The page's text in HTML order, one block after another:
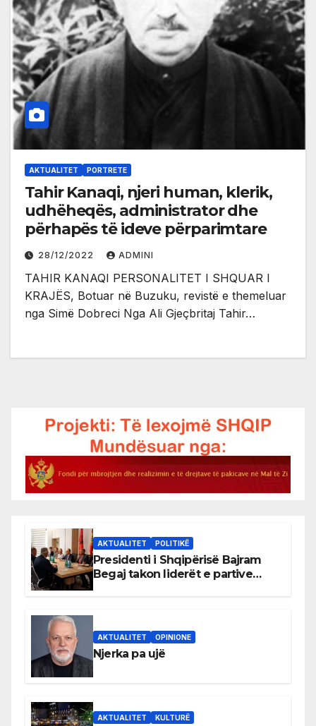
AKTUALITET PORTRETE
Tahir Kanaqi, njeri human, klerik,
udhëheqës, administrator dhe
përhapës të ideve përparimtare
28/12/2022 ADMINI
TAHIR KANAQI PERSONALITET I SHQUAR I
KRAJËS, Botuar në Buzuku, revistë e themeluar
nga Simë Dobreci Nga Ali Gjeçbritaj Tahir…
AKTUALITET POLITIKË
Presidenti i Shqipërisë Bajram
Begaj takon liderët e partive
AKTUALITET OPINIONE
Njerka pa ujë
AKTUALITET KULTURË